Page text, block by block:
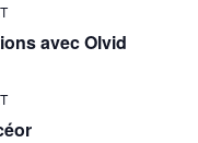
avec Olvid